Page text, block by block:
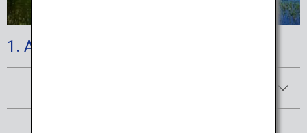
1. Akan-Mashu National Park